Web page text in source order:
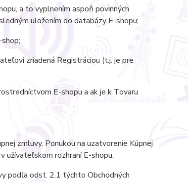
a to vyplnením aspoň povinných
uložením do databázy E-shopu;
zriadená Registráciou (t.j. je pre
E-shopu a ak je k Tovaru
zmluvy. Ponukou na uzatvorenie Kúpnej
užívateľskom rozhraní E-shopu.
podľa odst. 2.1 týchto Obchodných